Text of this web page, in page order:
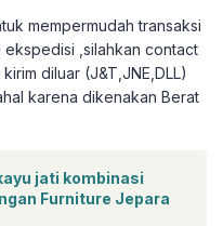
mempermudah transaksi
ekspedisi ,silahkan contact
diluar (J&T,JNE,DLL)
karena dikenakan Berat
jati kombinasi
Furniture Jepara